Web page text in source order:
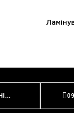
БІРЮКОВА, 2